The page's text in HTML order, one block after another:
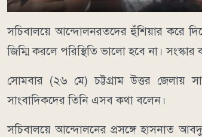
সচিবালয়ে আন্দোলনরতদের হুঁশিয়ার করে
জিম্মি করলে পরিস্থিতি ভালো হবে না।
সোমবার (২৬ মে) চট্টগ্রাম উত্তর জেলায়
সাংবাদিকদের তিনি এসব কথা বলেন।
সচিবালয়ে আন্দোলনের প্রসঙ্গে হাসনাত